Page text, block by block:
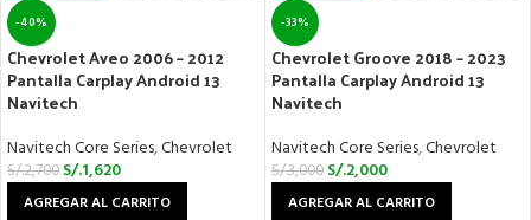
-40%
Chevrolet Aveo 2006 – 2012
Pantalla Carplay Android 13
Navitech
Navitech Core Series,Chevrolet
S/.2,700 S/.1,620
AGREGAR AL CARRITO
-33%
Chevrolet Groove 2018 – 2023
Pantalla Carplay Android 13
Navitech
Navitech Core Series,Chevrolet
S/.3,000 S/.2,000
AGREGAR AL CARRITO